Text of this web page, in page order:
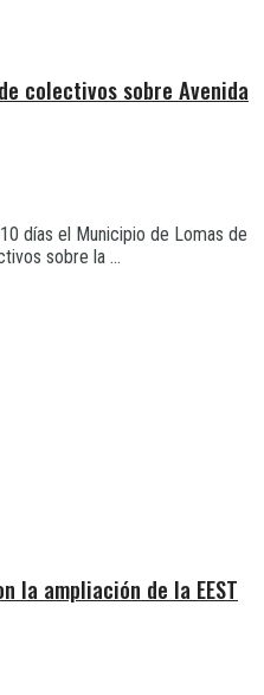
colectivos sobre Avenida
días el Municipio de Lomas de
sobre la ...
la ampliación de la EEST